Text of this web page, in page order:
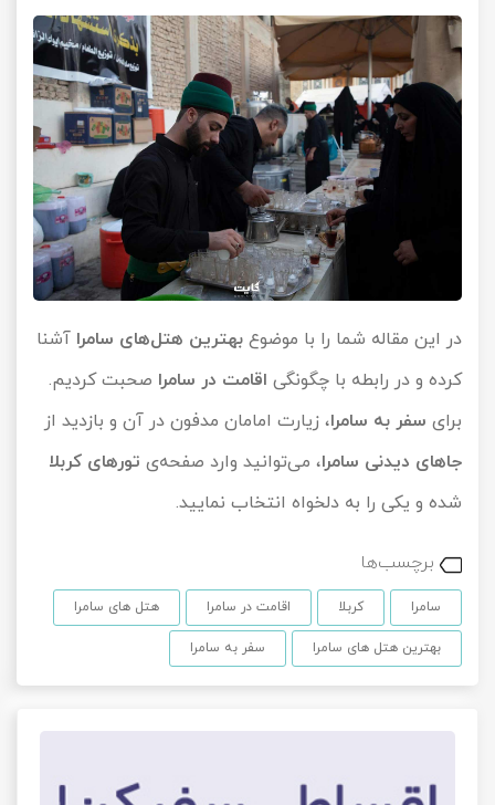
در این مقاله شما را با موضوع بهترین هتل‌های سامرا آشنا
کرده و در رابطه با چگونگی اقامت در سامرا صحبت کردیم.
برای سفر به سامرا، زیارت امامان مدفون در آن و بازدید از
جاهای دیدنی سامرا، می‌توانید وارد صفحه‌ی تورهای کربلا
شده و یکی را به دلخواه انتخاب نمایید.
برچسب‌ها
سامرا کربلا اقامت در سامرا هتل های سامرا
بهترین هتل های سامرا سفر به سامرا